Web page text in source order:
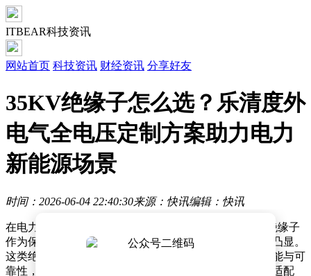
ITBEAR科技资讯
网站首页 科技资讯 财经资讯 分享好友
35KV绝缘子怎么选？乐清度外
电气全电压定制方案助力电力
新能源场景
时间：2026-06-04 22:40:30来源：快讯编辑：快讯
在电力设备制造与新能源产业蓬勃发展的当下，35KV绝缘子
作为保障系统安全稳定运行的关键部件，其重要性日益凸显。
这类绝缘子的性能优劣，直接关系到电力系统的整体效能与可
靠性，因此，对生产厂家的评估需格外严谨，需从技术适配